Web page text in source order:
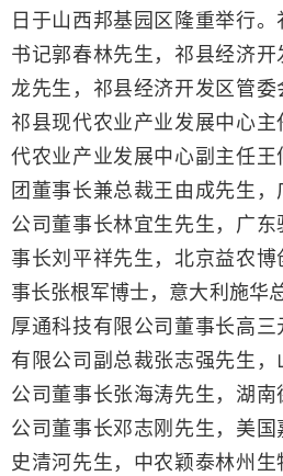
日于山西邦基园区隆重举行
书记郭春林先生，祁县经济
龙先生，祁县经济开发区管委
祁县现代农业产业发展中心
代农业产业发展中心副主任
团董事长兼总裁王由成先生
公司董事长林宜生先生，广
事长刘平祥先生，北京益农
事长张根军博士，意大利施华
厚通科技有限公司董事长高
有限公司副总裁张志强先生
公司董事长张海涛先生，湖
公司董事长邓志刚先生，美
史清河先生，中农颖泰林州